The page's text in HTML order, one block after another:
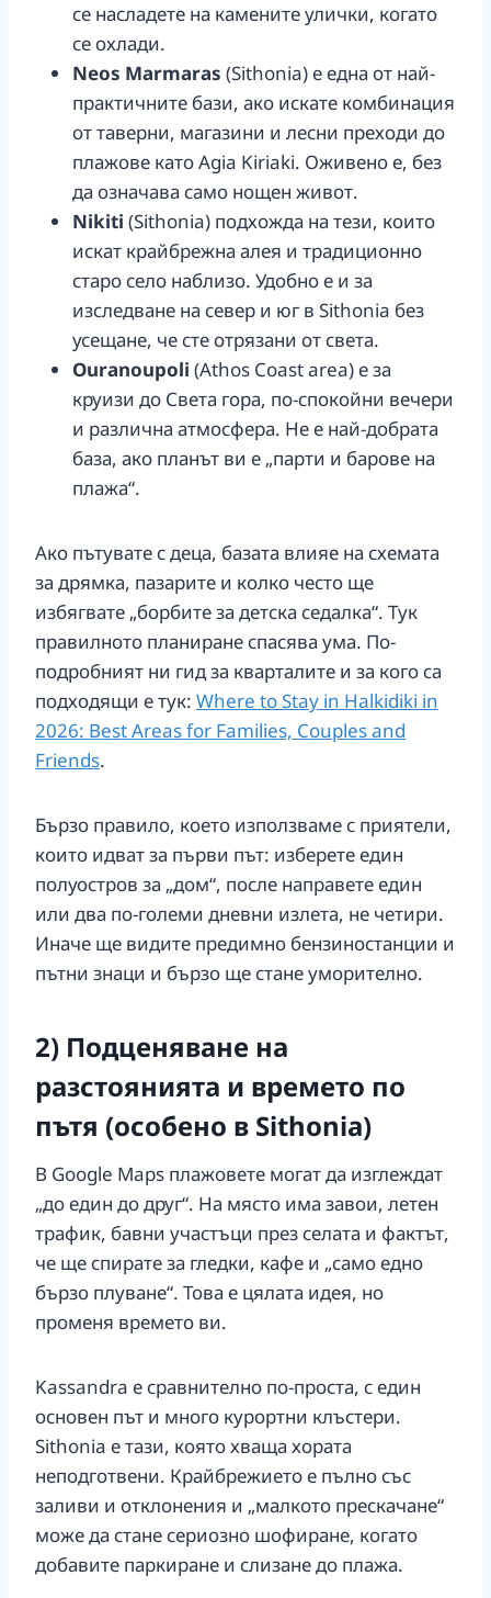
се насладете на камените улички, когато
се охлади.
Neos Marmaras (Sithonia) е една от най-
практичните бази, ако искате комбинация
от таверни, магазини и лесни преходи до
плажове като Agia Kiriaki. Оживено е, без
да означава само нощен живот.
Nikiti (Sithonia) подхожда на тези, които
искат крайбрежна алея и традиционно
старо село наблизо. Удобно е и за
изследване на север и юг в Sithonia без
усещане, че сте отрязани от света.
Ouranoupoli (Athos Coast area) е за
круизи до Света гора, по-спокойни вечери
и различна атмосфера. Не е най-добрата
база, ако планът ви е „парти и барове на
плажа“.
Ако пътувате с деца, базата влияе на схемата
за дрямка, пазарите и колко често ще
избягвате „борбите за детска седалка“. Тук
правилното планиране спасява ума. По-
подробният ни гид за кварталите и за кого са
подходящи е тук: Where to Stay in Halkidiki in
2026: Best Areas for Families, Couples and
Friends.
Бързо правило, което използваме с приятели,
които идват за първи път: изберете един
полуостров за „дом“, после направете един
или два по-големи дневни излета, не четири.
Иначе ще видите предимно бензиностанции и
пътни знаци и бързо ще стане уморително.
2) Подценяване на
разстоянията и времето по
пътя (особено в Sithonia)
В Google Maps плажовете могат да изглеждат
„до един до друг“. На място има завои, летен
трафик, бавни участъци през селата и фактът,
че ще спирате за гледки, кафе и „само едно
бързо плуване“. Това е цялата идея, но
променя времето ви.
Kassandra е сравнително по-проста, с един
основен път и много курортни клъстери.
Sithonia е тази, която хваща хората
неподготвени. Крайбрежието е пълно със
заливи и отклонения и „малкото прескачане“
може да стане сериозно шофиране, когато
добавите паркиране и слизане до плажа.